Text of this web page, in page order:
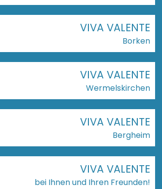
VIVA VALENTE
Borken
VIVA VALENTE
Wermelskirchen
VIVA VALENTE
Bergheim
VIVA VALENTE
bei Ihnen und Ihren Freunden!